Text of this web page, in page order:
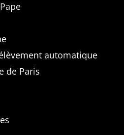
automatique
de Paris